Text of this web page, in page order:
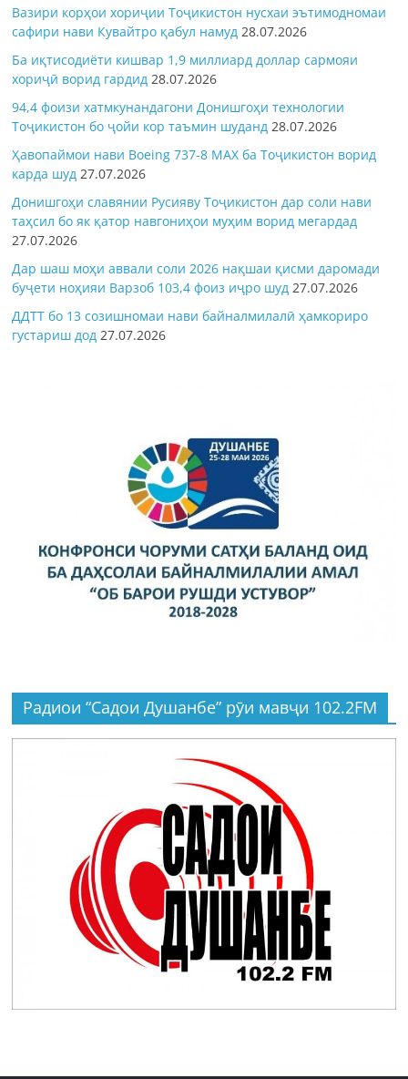
Вазири корҳои хориҷии Тоҷикистон нусхаи эътимодномаи
сафири нави Кувайтро қабул намуд 28.07.2026
Ба иқтисодиёти кишвар 1,9 миллиард доллар сармояи
хориҷӣ ворид гардид 28.07.2026
94,4 фоизи хатмкунандагони Донишгоҳи технологии
Тоҷикистон бо ҷойи кор таъмин шуданд 28.07.2026
Ҳавопаймои нави Boeing 737-8 MAX ба Тоҷикистон ворид
карда шуд 27.07.2026
Донишгоҳи славянии Русияву Тоҷикистон дар соли нави
таҳсил бо як қатор навгониҳои муҳим ворид мегардад
27.07.2026
Дар шаш моҳи аввали соли 2026 нақшаи қисми даромади
буҷети ноҳияи Варзоб 103,4 фоиз иҷро шуд 27.07.2026
ДДТТ бо 13 созишномаи нави байналмилалӣ ҳамкориро
густариш дод 27.07.2026
Радиои “Садои Душанбе” рӯи мавҷи 102.2FM